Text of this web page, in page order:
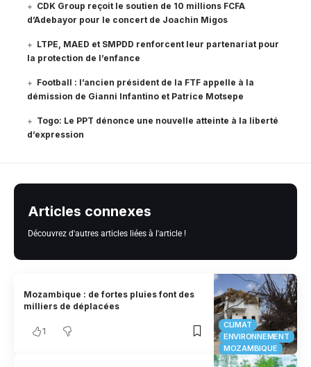
CDK Group reçoit le soutien de 10 millions FCFA
d’Adebayor pour le concert de Joachin Migos
LTPE, MAED et SMPDD renforcent leur partenariat pour
la protection de l’enfance
Football : l’ancien président de la FTF appelle à la
démission de Gianni Infantino et Patrice Motsepe
Togo: Le PPT dénonce une nouvelle atteinte à la liberté
d’expression
Articles connexes
Découvrez d'autres articles liées à l'article !
CLIMAT
ENVIRONNEMENT
MOZAMBIQUE
Mozambique : de fortes pluies font des
milliers de déplacées
1